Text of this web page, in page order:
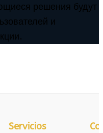
решения будут
и
Servicios